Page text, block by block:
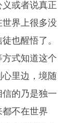
或者说真正
界上很多没
也醒悟了。
式知道这个
里边，境随
的乃是独一
不在世界